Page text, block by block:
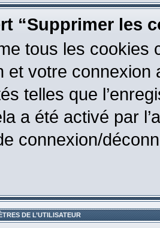
“Supprimer les
tous les cookies
et votre
telles que
a été activé par
connexion/
DE L’UTILISATEUR